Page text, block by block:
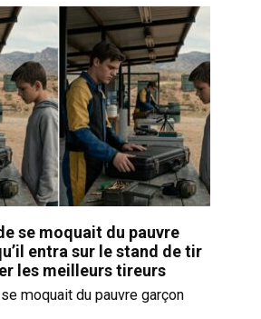
se moquait du pauvre
entra sur le stand de tir
les meilleurs tireurs
moquait du pauvre garçon